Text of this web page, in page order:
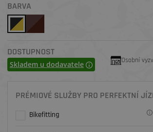
BARVA
DOSTUPNOST
Skladem u dodavatele Osobní
PRÉMIOVÉ SLUŽBY PRO PERFEKTNÍ
Bikefitting